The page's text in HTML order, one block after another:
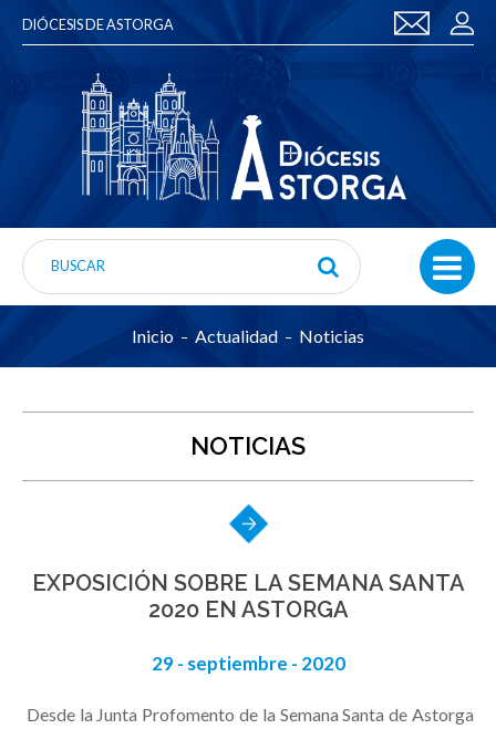
DIÓCESIS DE ASTORGA
Inicio Actualidad Noticias
NOTICIAS
EXPOSICIÓN SOBRE LA SEMANA SANTA
2020 EN ASTORGA
29 - septiembre - 2020
Desde la Junta Profomento de la Semana Santa de Astorga